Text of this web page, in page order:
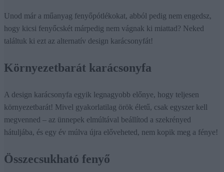
Unod már a műanyag fenyőpótlékokat, abból pedig nem engedsz,
hogy kicsi fenyőcskét márpedig nem vágnak ki miattad? Neked
találtuk ki ezt az alternatív design karácsonyfát!
Környezetbarát karácsonyfa
A design karácsonyfa egyik legnagyobb előnye, hogy teljesen
környezetbarát! Mivel gyakorlatilag örök életű, csak egyszer kell
megvenned – az ünnepek elmúltával beállítod a szekrényed
hátuljába, és egy év múlva újra előveheted, nem kopik meg a fénye!
Összecsukható fenyő